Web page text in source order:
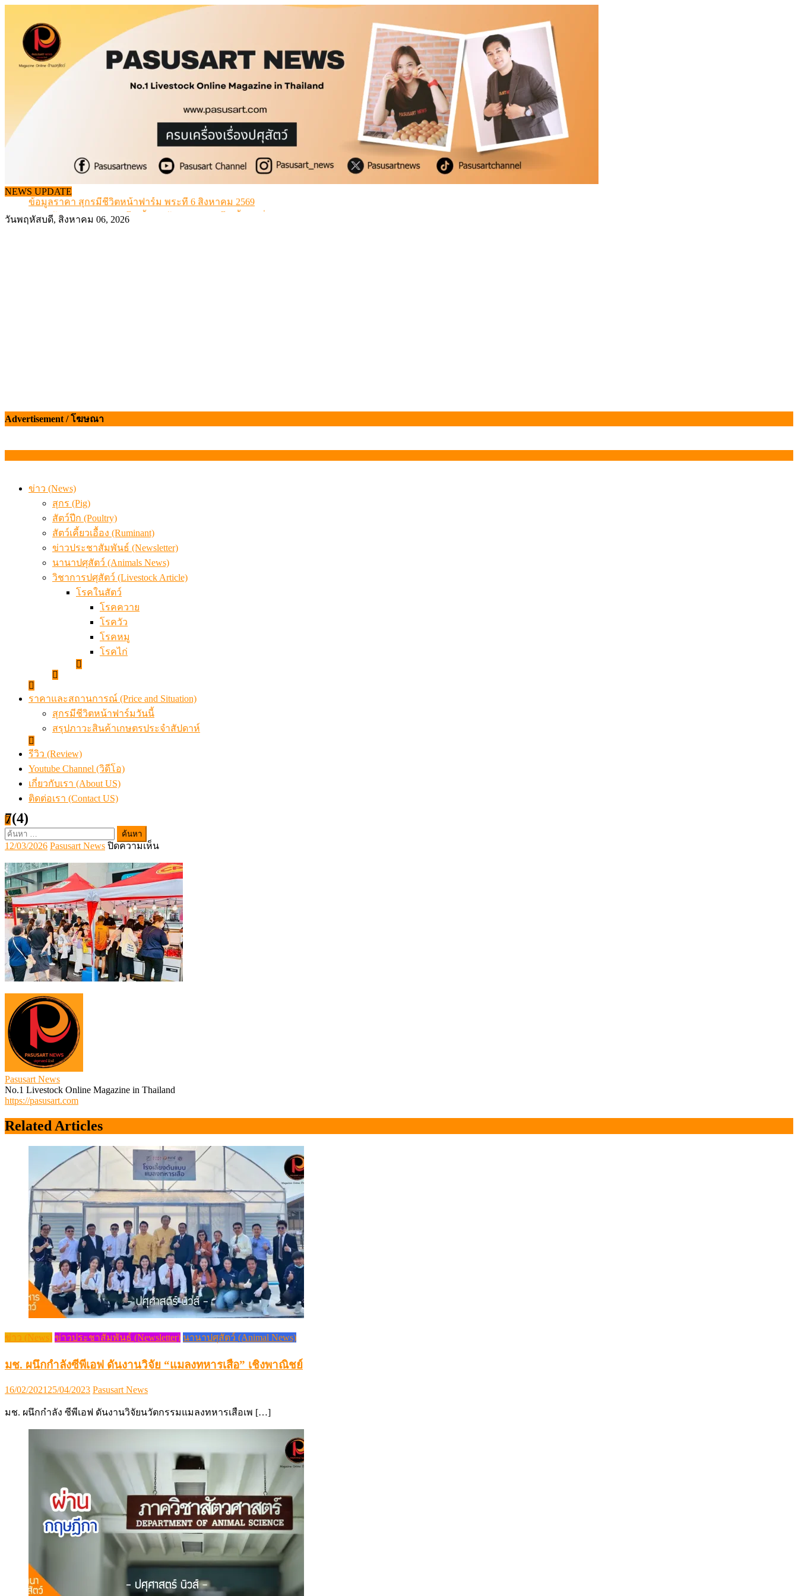
content
NEWS UPDATE
จากเครื่องดนตรีพื้นบ้านอีสาน สู่ “แคนมิลค์” แบรนด์นมโคสดแท้
ข้อมูลราคา สุกรมีชีวิตหน้าฟาร์ม พระที่ 6 สิงหาคม 2569
เดินหน้าดัน “ราคากลางโคเนื้อ” แก้ปัญหาราคาโคเนื้อตกต่ำ
วันพฤหัสบดี, สิงหาคม 06, 2026
Advertisement / โฆษณา
ข่าว (News)
สุกร (Pig)
สัตว์ปีก (Poultry)
สัตว์เคี้ยวเอื้อง (Ruminant)
ข่าวประชาสัมพันธ์ (Newsletter)
นานาปศุสัตว์ (Animals News)
วิชาการปศุสัตว์ (Livestock Article)
โรคในสัตว์
โรคควาย
โรควัว
โรคหมู
โรคไก่
ราคาและสถานการณ์ (Price and Situation)
สุกรมีชีวิตหน้าฟาร์มวันนี้
สรุปภาวะสินค้าเกษตรประจำสัปดาห์
รีวิว (Review)
Youtube Channel (วิดีโอ)
เกี่ยวกับเรา (About US)
ติดต่อเรา (Contact US)
ค้นหา
สำหรับ:
7(4)
Posted
on
12/03/2026Author
Pasusart News ปิดความเห็นบน
Pasusart News
No.1 Livestock Online Magazine in Thailand
https://pasusart.com
Related Articles
ข่าว (News) ข่าวประชาสัมพันธ์ (Newsletter) นานาปศุสัตว์ (Animal News)
มช. ผนึกกำลังซีพีเอฟ ดันงานวิจัย “แมลงทหารเสือ” เชิงพาณิชย์
Posted
16/02/2021 25/04/2023 Author
Pasusart News
มช. ผนึกกำลัง ซีพีเอฟ ดันงานวิจัยนวัตกรรมแมลงทหารเสือเพ […]